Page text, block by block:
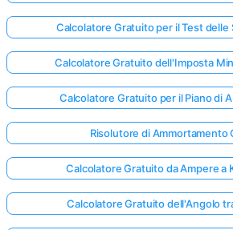
Calcolatore Gratuito per il Test delle
Calcolatore Gratuito dell'Imposta
Calcolatore Gratuito per il Piano di
Risolutore di Ammortamento
Calcolatore Gratuito da Ampere a
Calcolatore Gratuito dell'Angolo